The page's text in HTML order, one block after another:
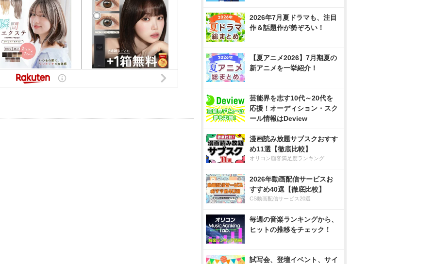
2026年7月夏ドラマも、注目
作＆話題作が勢ぞろい！
【夏アニメ2026】7月期夏の
新アニメを一挙紹介！
芸能界を志す10代～20代を
応援！オーディション・スク
ール情報はDeview
漫画読み放題サブスクおすす
め11選【徹底比較】
オリコン顧客満足度ランキング
2026年動画配信サービスお
すすめ40選【徹底比較】
CS動画配信サービス20選
毎週の音楽ランキングから、
ヒットの推移をチェック！
試写会、登壇イベント、サイ